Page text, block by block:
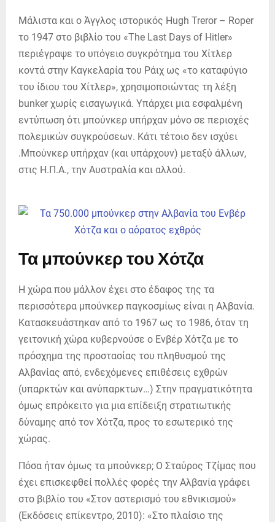
Μάλιστα και ο Άγγλος ιστορικός Hugh Treror – Roper
το 1947 στο βιβλίο του «The Last Days of Hitler»
περιέγραψε το υπόγειο συγκρότημα του Χίτλερ
κοντά στην Καγκελαρία του Ράιχ ως «το καταφύγιο
του ίδιου του Χίτλερ», χρησιμοποιώντας τη λέξη
bunker χωρίς εισαγωγικά. Υπάρχει μια εσφαλμένη
εντύπωση ότι μπούνκερ υπήρχαν μόνο σε περιοχές
πολεμικών συγκρούσεων. Κάτι τέτοιο δεν ισχύει
.Μπούνκερ υπήρχαν (και υπάρχουν) μεταξύ άλλων,
στις Η.Π.Α., την Αυστραλία και αλλού.
Τα μπούνκερ του Χότζα
Η χώρα που μάλλον έχει στο έδαφος της τα
περισσότερα μπούνκερ παγκοσμίως είναι η Αλβανία.
Κατασκευάστηκαν από το 1967 ως το 1986, όταν τη
γειτονική χώρα κυβερνούσε ο Ενβέρ Χότζα με το
πρόσχημα της προστασίας του πληθυσμού της
Αλβανίας από, ενδεχόμενες επιθέσεις εχθρών
(υπαρκτών και ανύπαρκτων…) Στην πραγματικότητα
όμως επρόκειτο για μια επίδειξη στρατιωτικής
δύναμης από τον Χότζα, προς το εσωτερικό της
χώρας.
Πόσα ήταν όμως τα μπούνκερ; Ο Σταύρος Τζίμας που
έχει επισκεφθεί πολλές φορές την Αλβανία γράφει
στο βιβλίο του «Στον αστερισμό του εθνικισμού»
(Εκδόσεις επίκεντρο, 2010): «Στο πλαίσιο της